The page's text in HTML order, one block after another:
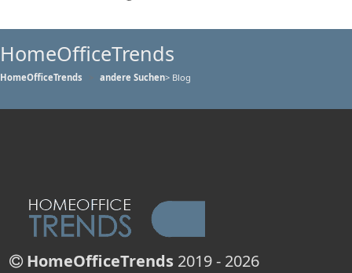
HomeOfficeTrends
HomeOfficeTrends andere Suchen> Blog
HomeOfficeTrends 2019 - 2026